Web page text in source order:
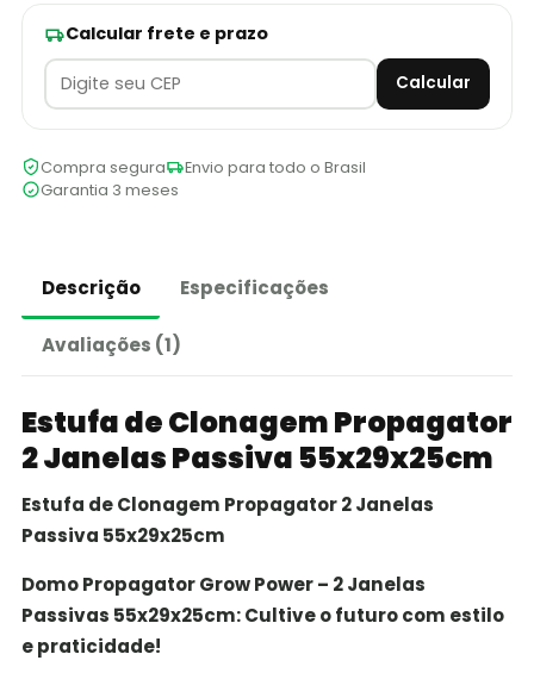
Calcular frete e prazo
Calcular
Compra segura
Envio para todo o Brasil
Garantia 3 meses
Descrição Especificações
Avaliações (1)
Estufa de Clonagem Propagator
2 Janelas Passiva 55x29x25cm
Estufa de Clonagem Propagator 2 Janelas
Passiva 55x29x25cm
Domo Propagator Grow Power – 2 Janelas
Passivas 55x29x25cm: Cultive o futuro com estilo
e praticidade!